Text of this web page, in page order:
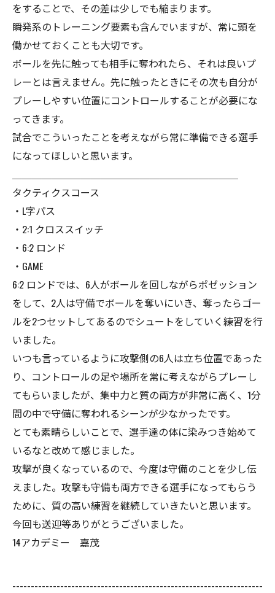
をすることで、その差は少しでも縮まります。
瞬発系のトレーニング要素も含んでいますが、常に頭を
働かせておくことも大切です。
ボールを先に触っても相手に奪われたら、それは良いプ
レーとは言えません。先に触ったときにその次も自分が
プレーしやすい位置にコントロールすることが必要にな
ってきます。
試合でこういったことを考えながら常に準備できる選手
になってほしいと思います。
タクティクスコース
・L字パス
・2:1 クロススイッチ
・6:2 ロンド
・GAME
6:2 ロンドでは、6人がボールを回しながらポゼッション
をして、2人は守備でボールを奪いにいき、奪ったらゴー
ルを2つセットしてあるのでシュートをしていく練習を行
いました。
いつも言っているように攻撃側の6人は立ち位置であった
り、コントロールの足や場所を常に考えながらプレーし
てもらいましたが、集中力と質の両方が非常に高く、1分
間の中で守備に奪われるシーンが少なかったです。
とても素晴らしいことで、選手達の体に染みつき始めて
いるなと改めて感じました。
攻撃が良くなっているので、今度は守備のことを少し伝
えました。攻撃も守備も両方できる選手になってもらう
ために、質の高い練習を継続していきたいと思います。
今回も送迎等ありがとうございました。
14アカデミー 嘉茂
--------------------------------------------------------------------